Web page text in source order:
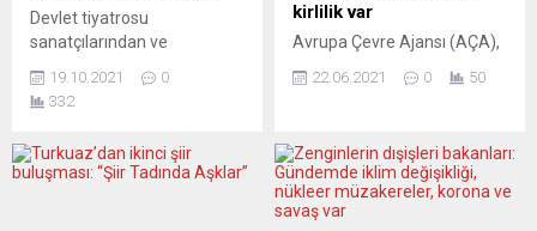
edilmeyen cinsiyetteki
üyelerin oranı artırılacak....
Devlet tiyatrosu
sanatçılarından ve
İmsel, Nürnberg’de bir
kültür-sanat fabrikası kurdu.
tek Türk sineması Rio
Palast’ta çalışmalara
19.10.2021
0
332
kirlilik var
Avrupa Çevre Ajansı (AÇA),
analiz ettiği 323 kentin
tespit etti. AÇA’nın raporuna
göre, analiz edilen 323
kentin yalnızca yüzde 39’u
22.06.2021 0 50